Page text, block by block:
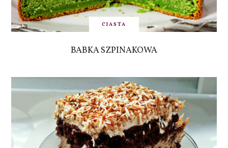
CIASTA
BABKA SZPINAKOWA